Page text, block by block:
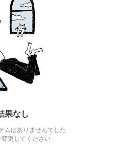
果なし
ムはありませんでした
更してください